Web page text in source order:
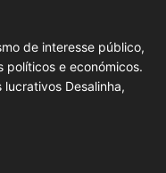
de interesse público,
políticos e económicos.
Desalinha,